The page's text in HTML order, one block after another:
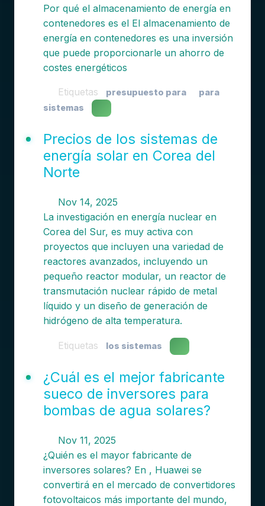
Por qué el almacenamiento de energía en
contenedores es el El almacenamiento de
energía en contenedores es una inversión
que puede proporcionarle un ahorro de
costes energéticos
Etiquetas presupuesto para
para
sistemas
Precios de los sistemas de
energía solar en Corea del
Norte
Nov 14, 2025
La investigación en energía nuclear en
Corea del Sur, es muy activa con
proyectos que incluyen una variedad de
reactores avanzados, incluyendo un
pequeño reactor modular, un reactor de
transmutación nuclear rápido de metal
líquido y un diseño de generación de
hidrógeno de alta temperatura.
Etiquetas los sistemas
¿Cuál es el mejor fabricante
sueco de inversores para
bombas de agua solares?
Nov 11, 2025
¿Quién es el mayor fabricante de
inversores solares? En , Huawei se
convertirá en el mercado de convertidores
fotovoltaicos más importante del mundo,